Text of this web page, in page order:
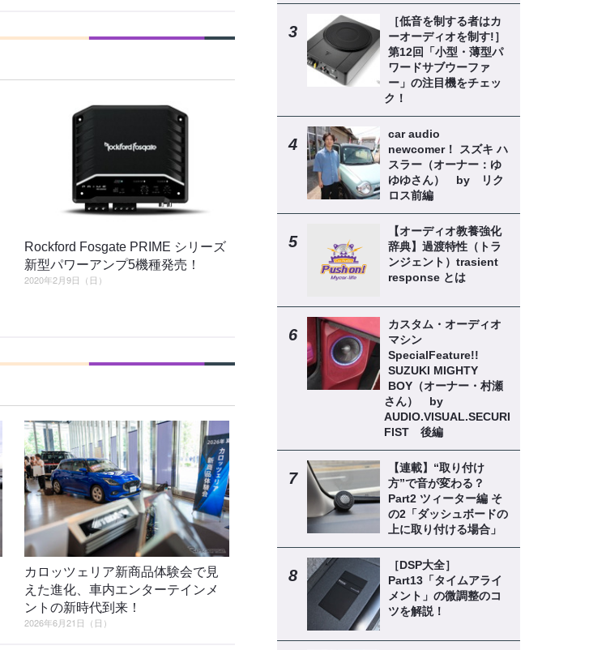
Rockford Fosgate PRIME シリーズ
新型パワーアンプ5機種発売！
2020年2月9日（日）
カロッツェリア新商品体験会で見
えた進化、車内エンターテインメ
ントの新時代到来！
2026年6月21日（日）
［低音を制する者はカ
ーオーディオを制す!］
第12回「小型・薄型パ
ワードサブウーファ
ー」の注目機をチェッ
ク！
car audio
newcomer！ スズキ ハ
スラー（オーナー：ゆ
ゆゆさん） by リク
ロス前編
【オーディオ教養強化
辞典】過渡特性（トラ
ンジェント）trasient
response とは
カスタム・オーディオ
マシン
SpecialFeature!!
SUZUKI MIGHTY
BOY（オーナー・村瀬
さん） by
AUDIO.VISUAL.SECURITY
FIST 後編
【連載】“取り付け
方”で音が変わる？
Part2 ツィーター編 そ
の2「ダッシュボードの
上に取り付ける場合」
［DSP大全］
Part13「タイムアライ
メント」の微調整のコ
ツを解説！